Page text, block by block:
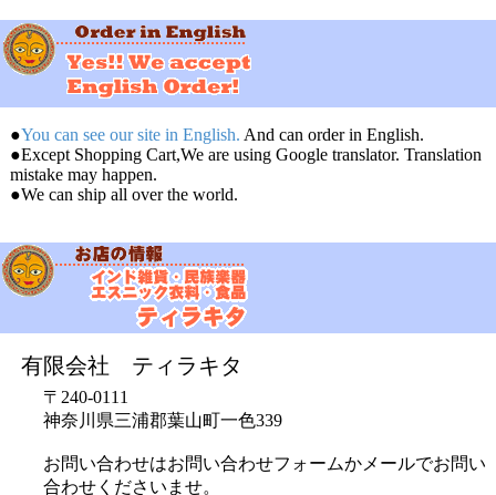
●You can see our site in English. And can order in English.
●Except Shopping Cart,We are using Google translator. Translation
mistake may happen.
●We can ship all over the world.
有限会社 ティラキタ
〒240-0111
神奈川県三浦郡葉山町一色339
お問い合わせはお問い合わせフォームかメールでお問い
合わせくださいませ。